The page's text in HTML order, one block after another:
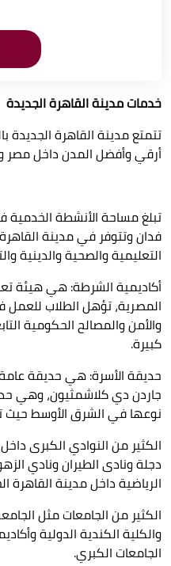
خدمات مدينة القاهرة الجديدة
تتمتع مدينة القاهرة الجديدة
أرقي وأفضل المدن داخل مصر
فدان وتتوفر في مدينة
التعليمية والصحية والدينية
أكاديمية الشرطة: هي هيئة
المصرية، تؤهل الطلاب
والأمن والمصالح الحكومية
كبيرة.
حديقة الأسرة: هي حديقة
جاردن دي كلاشمثيون، وهي
نوعها في الشرق الأوسط
الكثير من النوادي الكبرى
دجلة ونادى الطيران ونادي
الرياضية داخل مدينة القاهرة
الكثير من الجامعات مثل
والكلية الكندية الدولية
الجامعات الكبري.